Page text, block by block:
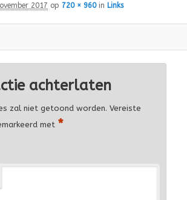
2017 op 720 × 960in Links
achterlaten
zal niet getoond worden. Vereiste
met *